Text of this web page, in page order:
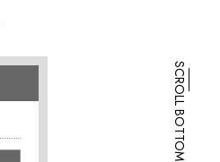
SCROLL BOTTOM